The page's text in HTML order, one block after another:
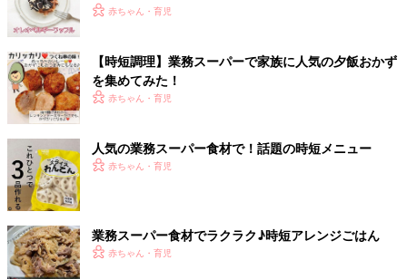
出典：Instagramアカウント「羽奏」
羽奏さんはこちらの殻付ムール貝を購入。冷凍のまま蒸すだけで
ムール貝が美味しくいただける優れモノ。お酒のおつまみなど、
手軽に一品欲しい時に役立ちそうです！
味付けはこれ一本で！
赤ちゃん・育児
【時短調理】業務スーパーで家族に人気の夕飯おかず
を集めてみた！
赤ちゃん・育児
人気の業務スーパー食材で！話題の時短メニュー
赤ちゃん・育児
業務スーパー食材でラクラク♪時短アレンジごはん
赤ちゃん・育児